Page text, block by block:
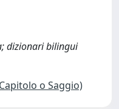
dizionari bilingui
o Saggio)